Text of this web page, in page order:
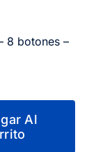
8 botones –
Al